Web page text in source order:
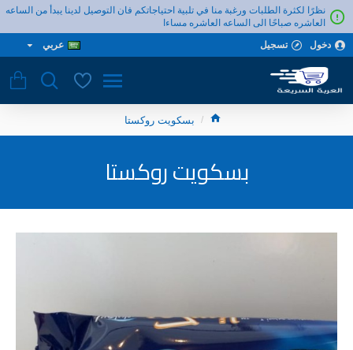
نظرًا لكثرة الطلبات ورغبة منا في تلبية احتياجاتكم فان التوصيل لدينا يبدأ من الساعه
العاشره صباحًا الى الساعه العاشره مساءا
دخول
تسجيل عربي
بسكويت روكستا
بسكويت روكستا